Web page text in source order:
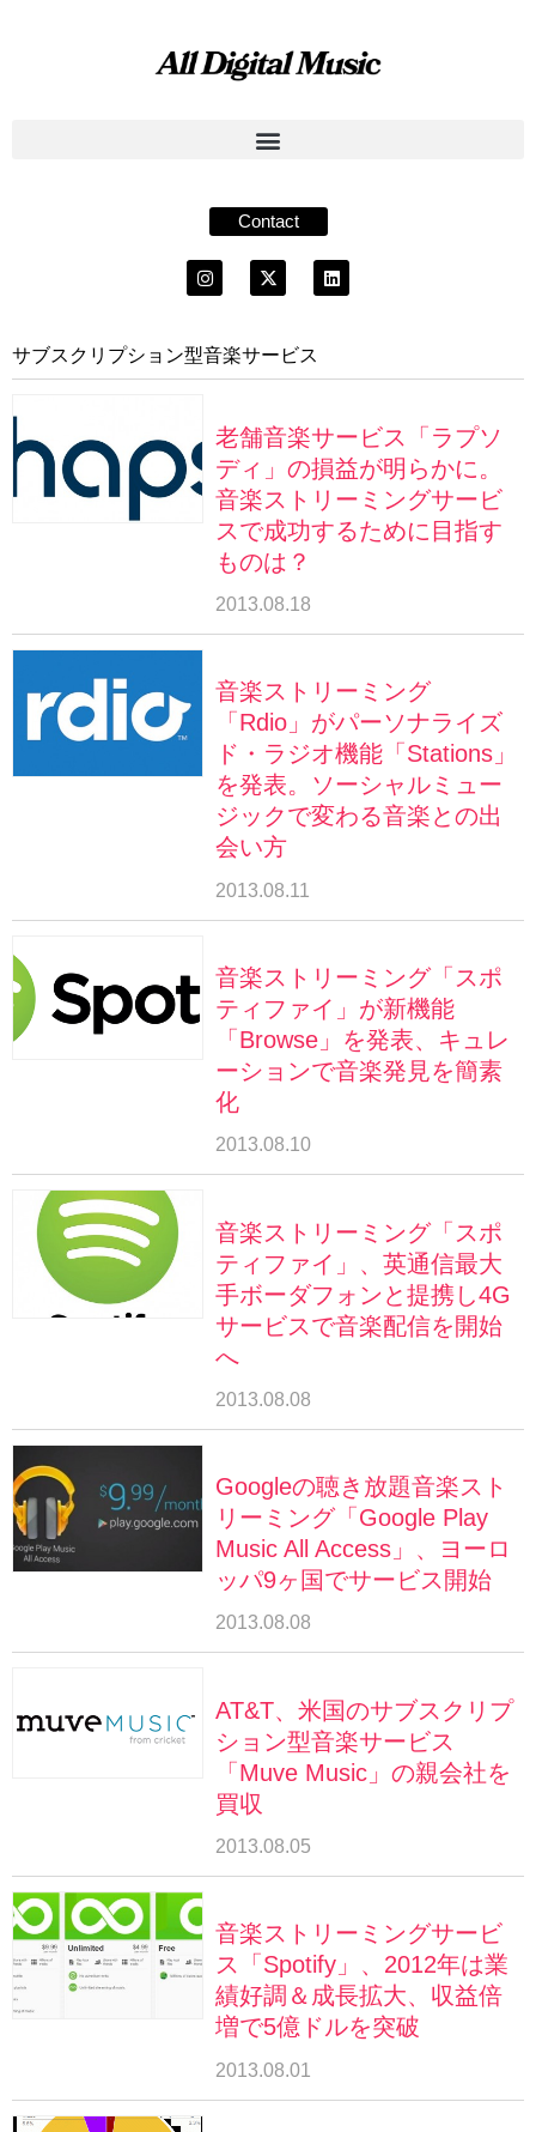
Contact
サブスクリプション型音楽サービス
老舗音楽サービス「ラプソ
ディ」の損益が明らかに。
音楽ストリーミングサービ
スで成功するために目指す
ものは？
2013.08.18
音楽ストリーミング
「Rdio」がパーソナライズ
ド・ラジオ機能「Stations」
を発表。ソーシャルミュー
ジックで変わる音楽との出
会い方
2013.08.11
音楽ストリーミング「スポ
ティファイ」が新機能
「Browse」を発表、キュレ
ーションで音楽発見を簡素
化
2013.08.10
音楽ストリーミング「スポ
ティファイ」、英通信最大
手ボーダフォンと提携し4G
サービスで音楽配信を開始
へ
2013.08.08
Googleの聴き放題音楽スト
リーミング「Google Play
Music All Access」、ヨーロ
ッパ9ヶ国でサービス開始
2013.08.08
AT&T、米国のサブスクリプ
ション型音楽サービス
「Muve Music」の親会社を
買収
2013.08.05
音楽ストリーミングサービ
ス「Spotify」、2012年は業
績好調＆成長拡大、収益倍
増で5億ドルを突破
2013.08.01